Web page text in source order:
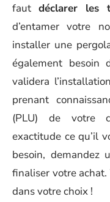
faut déclarer les
d’entamer votre
installer une
également besoin
validera
prenant
(PLU) de votre
exactitude ce qu’il
besoin, demandez
finaliser votre
dans votre choix !